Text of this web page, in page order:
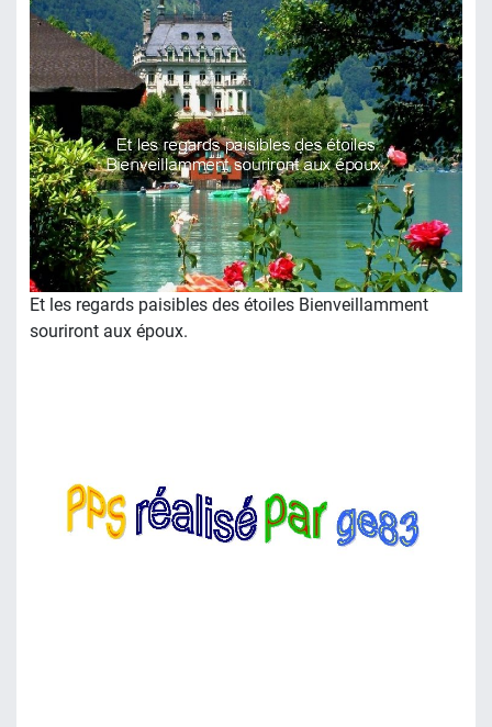
Et les regards paisibles des étoiles Bienveillamment
souriront aux époux.